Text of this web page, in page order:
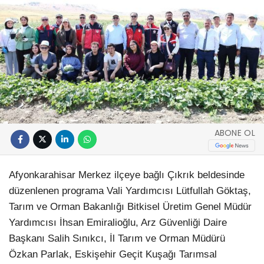
ABONE OL
Afyonkarahisar Merkez ilçeye bağlı Çıkrık beldesinde
düzenlenen programa Vali Yardımcısı Lütfullah Göktaş,
Tarım ve Orman Bakanlığı Bitkisel Üretim Genel Müdür
Yardımcısı İhsan Emiralioğlu, Arz Güvenliği Daire
Başkanı Salih Sınıkcı, İl Tarım ve Orman Müdürü
Özkan Parlak, Eskişehir Geçit Kuşağı Tarımsal